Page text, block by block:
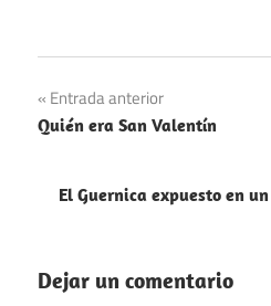
Navegación
de
entradas
Entrada anterior
Quién era San Valentín
El Guernica expuesto en
Dejar un comentario